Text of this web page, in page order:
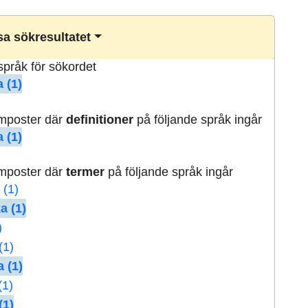
sökresultatet
för sökordet
(1)
därdefinitioner på följande språk ingår
(1)
därtermer på följande språk ingår
(1)
(1)
(1)